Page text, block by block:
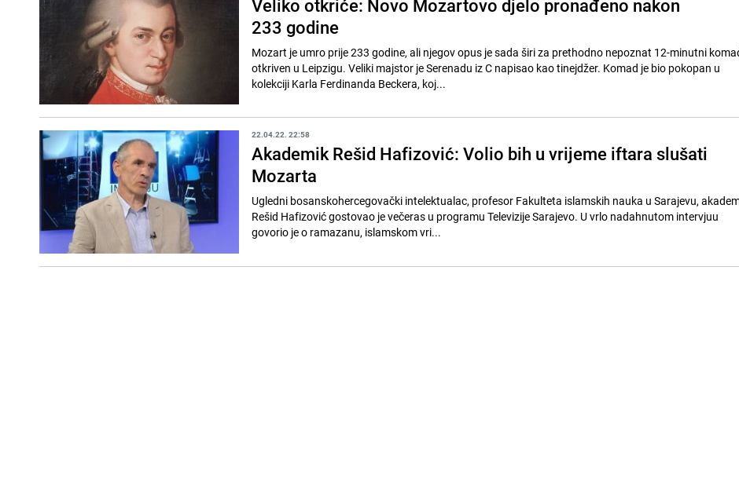
Veliko otkriće: Novo Mozartovo djelo pronađeno nakon
233 godine
Mozart je umro prije 233 godine, ali njegov opus je sada širi za prethodno nepoznat 12-minutni
otkriven u Leipzigu. Veliki majstor je Serenadu iz C napisao kao tinejdžer. Komad je bio pokopan u
kolekciji Karla Ferdinanda Beckera, koj...
22.04.22. 22:58
Akademik Rešid Hafizović: Volio bih u vrijeme iftara slušati
Mozarta
Ugledni bosanskohercegovački intelektualac, profesor Fakulteta islamskih nauka u Sarajevu,
Rešid Hafizović gostovao je večeras u programu Televizije Sarajevo. U vrlo nadahnutom intervjuu
govorio je o ramazanu, islamskom vri...